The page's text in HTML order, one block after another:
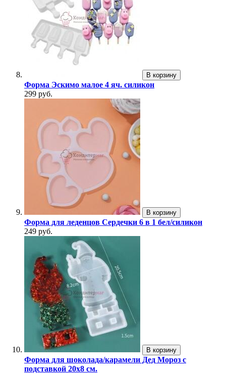
В корзину
Форма Эскимо малое 4 яч. силикон
299 руб.
В корзину
Форма для леденцов Сердечки 6 в 1 бел/силикон
249 руб.
В корзину
Форма для шоколада/карамели Дед Мороз с
подставкой 20х8 см.